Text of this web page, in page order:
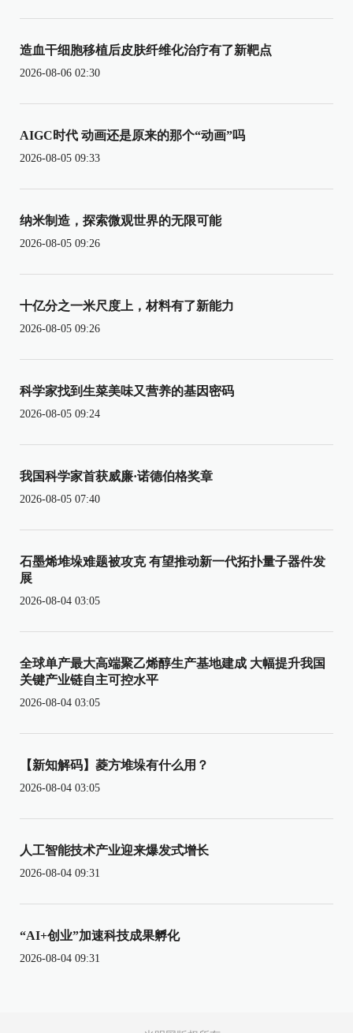
造血干细胞移植后皮肤纤维化治疗有了新靶点
2026-08-06 02:30
AIGC时代 动画还是原来的那个“动画”吗
2026-08-05 09:33
纳米制造，探索微观世界的无限可能
2026-08-05 09:26
十亿分之一米尺度上，材料有了新能力
2026-08-05 09:26
科学家找到生菜美味又营养的基因密码
2026-08-05 09:24
我国科学家首获威廉·诺德伯格奖章
2026-08-05 07:40
石墨烯堆垛难题被攻克 有望推动新一代拓扑量子器件发
展
2026-08-04 03:05
全球单产最大高端聚乙烯醇生产基地建成 大幅提升我国
关键产业链自主可控水平
2026-08-04 03:05
【新知解码】菱方堆垛有什么用？
2026-08-04 03:05
人工智能技术产业迎来爆发式增长
2026-08-04 09:31
“AI+创业”加速科技成果孵化
2026-08-04 09:31